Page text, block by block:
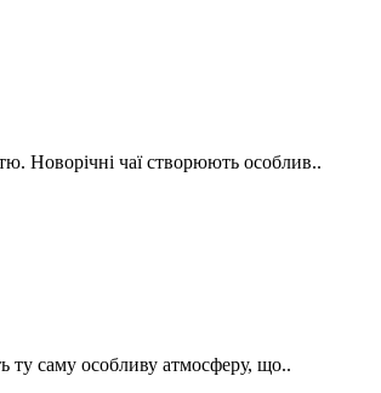
Новорічні чаї створюють особлив..
ту саму особливу атмосферу, що..